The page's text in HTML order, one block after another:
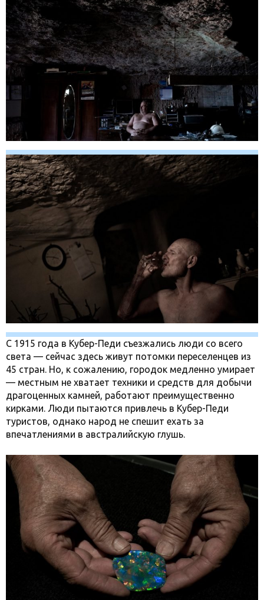
С 1915 года в Кубер-Педи съезжались люди со всего
света — сейчас здесь живут потомки переселенцев из
45 стран. Но, к сожалению, городок медленно умирает
— местным не хватает техники и средств для добычи
драгоценных камней, работают преимущественно
кирками. Люди пытаются привлечь в Кубер-Педи
туристов, однако народ не спешит ехать за
впечатлениями в австралийскую глушь.